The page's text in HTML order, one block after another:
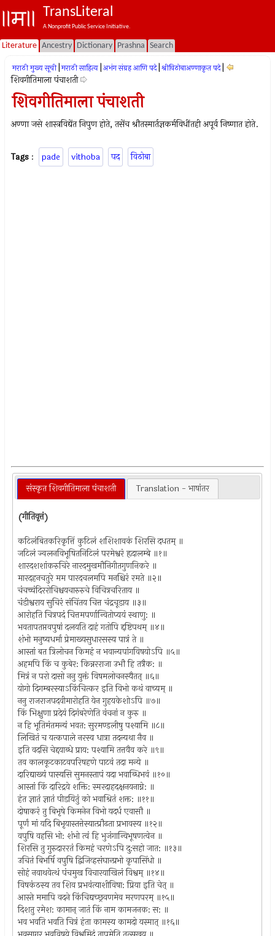
TransLiteral
A Nonprofit Public Service Initiative.
Literature Ancestry Dictionary Prashna Search
मराठी मुख्य सूची मराठी साहित्य अभंग संग्रह आणि पदे श्रीविठोबाअण्णाकृत पदे
शिवगीतिमाला पंचाशती
शिवगीतिमाला पंचाशती
अण्णा जसे शास्त्रविद्येंत निपुण होते, तसेंच श्रौतस्मार्तज्ञकर्मविधींतही अपूर्व निष्णात होते.
Tags : pade vithoba पद विठोबा
संस्कृत शिवगीतिमाला पंचाशती Translation - भाषांतर
(गीतिवृत्तं)
कटिलंबितकरिकृत्तिं कुटिलं शशिशावकं शिरसि दधतम् ॥
जटिलं ज्वलनविभूषितनिटिलं परमेश्वरं हृदालम्बे ॥१॥
शारदशशांकरुचिरे नारदमुखमौनिगीतगुणनिकरे ॥
मारदहनचतुरे मम पारदचलमपि मनश्चिरं रमते ॥२॥
चंचच्चंदिररोचिश्चयचारुरुचे विचित्रचरिताय ॥
चंडीश्वराय सुचिरं संचिंतय चित्त चंद्रचूडाय ॥३॥
आरोहति चित्रपदं चित्तमपर्णान्वितोप्ययं स्थाणु: ॥
भवतापतप्तवपुषां दलयति दाहं गतोपि द्दष्टिपथम् ॥४॥
शंभो मनुष्यधर्मा प्रेमाख्यसुधारसस्य पात्रं ते ॥
आस्तां बत त्रिलोचन किमहं न भवान्यपांगविषयोऽपि ॥५॥
अहमपि किं च कुबेर: किन्नरराजा उभौ हि तत्रैक: ॥
मित्रं न परो दासो ननु युक्तं विषमलोचनस्यैतत् ॥६॥
योगो दिगम्बरस्याऽकिंचित्कर इति विभो कथं वाच्यम् ॥
ननु राजराजपदवीमारोहति येन गुहयकेशोऽपि ॥७॥
किं भिक्षुणा प्रदेयं दिगंबरेणेति वंचनां न कुरु ॥
न हि भूतिमंतमन्यं भवत: सुरमण्डलीषु पश्यामि ॥८॥
लिखितं च यत्कपाले नरस्व धात्रा तदन्यथा नैव ॥
इति वदसि चेद्दयाब्धे प्राय: पश्यामि तत्तवैव करे ॥९॥
तव कालकूटकाटवपरिषहणे पाटवं तदा मन्ये ॥
दारिद्याख्यं पास्यसि सुमनस्तापं यदा भवाब्धिभवं ॥१०॥
आस्तां किं दारिद्रये शक्ति: स्मरदाहदक्षनयनाग्ने: ॥
हंत ज्ञातं ज्ञातं पीडयितुं को भवाश्रितं शक्त: ॥११॥
दोषाकरं तु बिभृषे किमनेन विभो यदर्ध एवासौ ॥
पूर्णं मां यदि बिभृयास्तत्तेस्यात्प्रौढता प्रभावस्य ॥१२॥
वपुषि वहसि भो: शंभो त्वं हि भुजंगान्विभूषणत्वेन ॥
शिरसि तु गुरुदाररतं किमहं चरणेऽपि दु:सहो जात: ॥१३॥
उचितं बिभर्षि वपुषि द्विजिव्हसंघान्प्रभो कृपासिंधो ॥
सोहं नवाथवेत्थं पंचमुख विचारयाखिलं विश्वम् ॥१४॥
विषकंठस्य तव शिव प्रभवंत्याशीविषा: प्रिया इति चेत् ॥
आस्ते ममापि वदने किंचिद्यच्छ्रवणमेव मरणपरम् ॥१५॥
दिशतु रमेश: कामान् जातं किं नाम कामजनक: स: ॥
भव भवति भवति चित्रं हंता कामस्य कामदो यस्मात् ॥१६॥